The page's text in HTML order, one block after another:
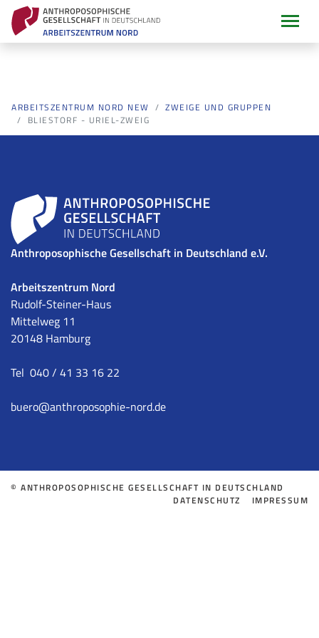
ARBEITSZENTRUM NORD NEW
ZWEIGE UND GRUPPEN
BLIESTORF - URIEL-ZWEIG
Anthroposophische Gesellschaft in Deutschland e.V.
Arbeitszentrum Nord
Rudolf-Steiner-Haus
Mittelweg 11
20148 Hamburg
Tel 040 / 41 33 16 22
buero@anthroposophie-nord.de
© ANTHROPOSOPHISCHE GESELLSCHAFT IN DEUTSCHLAND
DATENSCHUTZ
IMPRESSUM